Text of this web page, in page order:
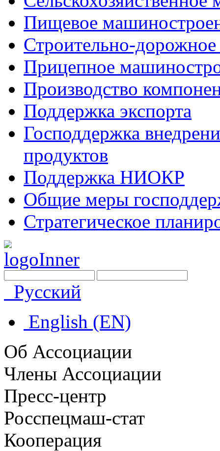
Пищевое
Строительно-
Прицепное
Производство
Поддержка экспорта
Господдержка
продуктов
Поддержка НИОКР
Общие меры
Стратегическое
Русский
English (EN)
Об Ассоциации
Члены Ассоциации
Пресс-центр
Росспецмаш-стат
Кооперация